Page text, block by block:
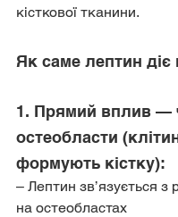
кісткової тканини.
Як саме лептин діє
1. Прямий вплив —
остеобласти
формують кістку):
– Лептин зв’язується з
на остеобластах